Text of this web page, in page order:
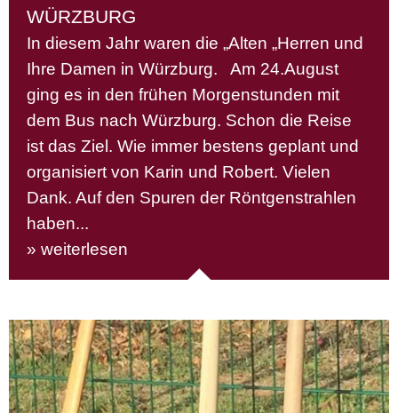
WÜRZBURG
In diesem Jahr waren die „Alten „Herren und
Ihre Damen in Würzburg. Am 24.August
ging es in den frühen Morgenstunden mit
dem Bus nach Würzburg. Schon die Reise
ist das Ziel. Wie immer bestens geplant und
organisiert von Karin und Robert. Vielen
Dank. Auf den Spuren der Röntgenstrahlen
haben...
» weiterlesen